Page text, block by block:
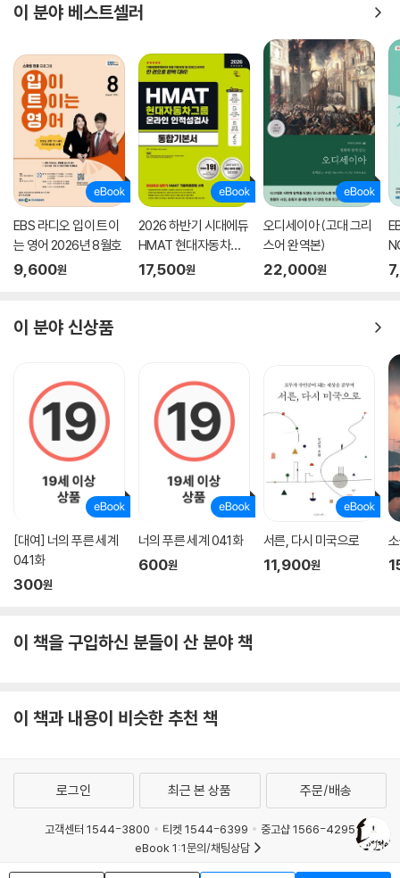
이 분야 베스트셀러
EBS 라디오 입이 트이
는 영어 2026년 8월호
9,600원
2026 하반기 시대에듀
HMAT 현대자동차그
룹 인적성검사 통합기
17,500원
오디세이아 (고대 그리
스어 완역본)
22,000원
호
이 분야 신상품
[대여] 너의 푸른 세계
041화
300원
너의 푸른 세계 041화
600원
서른, 다시 미국으로
11,900원
이 책을 구입하신 분들이 산 분야 책
이 책과 내용이 비슷한 추천 책
로그인 최근 본 상품 주문/배송
고객센터 1544-3800 티켓 1544-6399
중고샵 1566-4295
eBook 1:1문의/채팅상담
예스이십사(주) 사업자 정보